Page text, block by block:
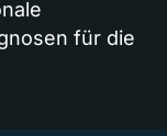
für die